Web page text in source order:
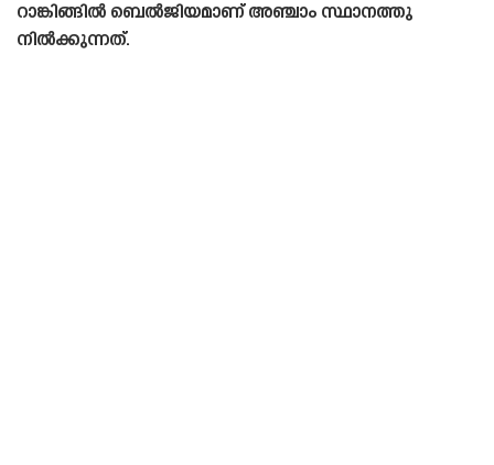
റാങ്കിങ്ങിൽ ബെൽജിയമാണ് അഞ്ചാം സ്ഥാനത്തു
നിൽക്കുന്നത്.